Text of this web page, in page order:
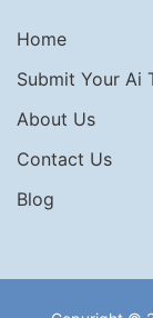
Home
Submit Your Ai
About Us
Contact Us
Blog